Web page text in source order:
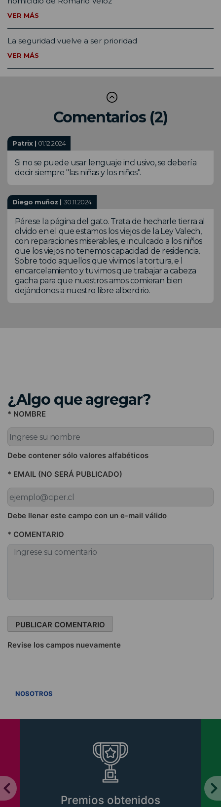
VER MÁS
La seguridad vuelve a ser prioridad
VER MÁS
Comentarios (2)
Patrix | 01.12.2024
Si no se puede usar lenguaje inclusivo, se debería
decir siempre "las niñas y los niños".
Diego muñoz | 30.11.2024
Párese la página del gato. Trata de hecharle tierra al
olvido en el que estamos los viejos de la Ley Valech,
con reparaciones miserables, e inculcado a los niños
que los viejos no tenemos capacidad de residencia.
Sobre todo aquellos que vivimos la tortura, e l
encarcelamiento y tuvimos que trabajar a cabeza
gacha para que nuestros amos comieran bien
dejándonos a nuestro libre alberdrio.
¿Algo que agregar?
* NOMBRE
Debe contener sólo valores alfabéticos
* EMAIL (NO SERÁ PUBLICADO)
Debe llenar este campo con un e-mail válido
* COMENTARIO
Revise los campos nuevamente
NOSOTROS
Premios obtenidos